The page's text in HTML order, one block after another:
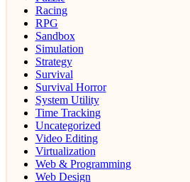
Racing
RPG
Sandbox
Simulation
Strategy
Survival
Survival Horror
System Utility
Time Tracking
Uncategorized
Video Editing
Virtualization
Web & Programming
Web Design